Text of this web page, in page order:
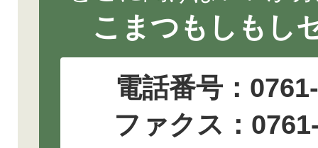
こまつもしもし
電話番号：
ファクス：